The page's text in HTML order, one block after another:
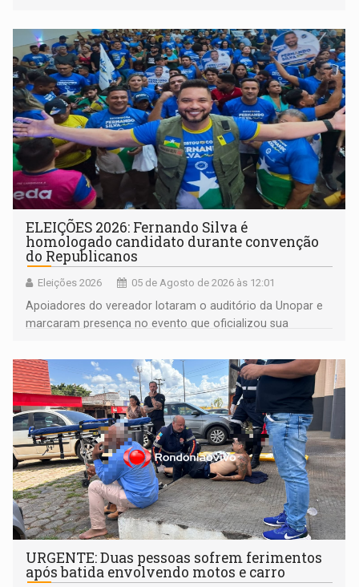
memória como bússola para o futuro
ELEIÇÕES 2026: Fernando Silva é
homologado candidato durante convenção
do Republicanos
Eleições 2026 05 de Agosto de 2026 às 12:01
Apoiadores do vereador lotaram o auditório da Unopar e
marcaram presença no evento que oficializou sua
URGENTE: Duas pessoas sofrem ferimentos
após batida envolvendo motos e carro